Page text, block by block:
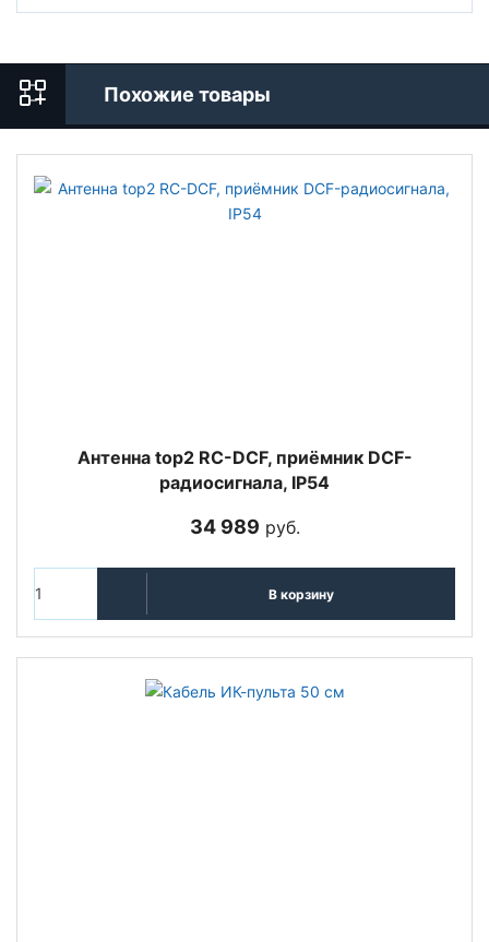
Похожие товары
Антенна top2 RC-DCF, приёмник DCF-
радиосигнала, IP54
34 989 руб.
В корзину